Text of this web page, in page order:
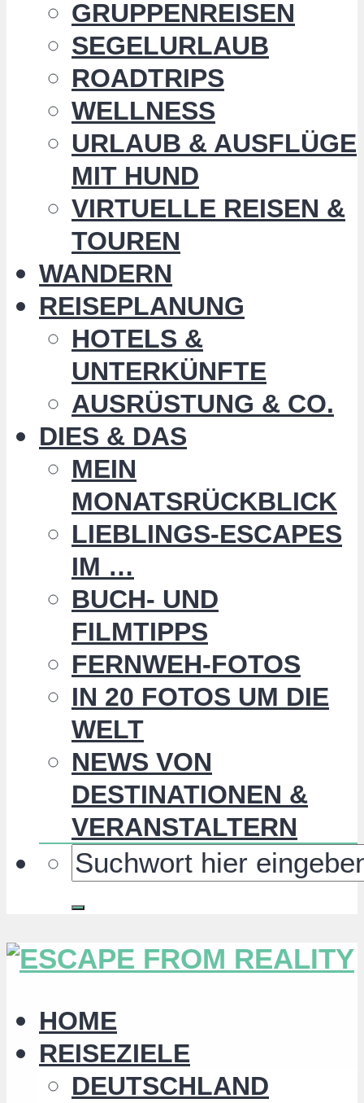
GRUPPENREISEN
SEGELURLAUB
ROADTRIPS
WELLNESS
URLAUB & AUSFLÜGE
MIT HUND
VIRTUELLE REISEN &
TOUREN
WANDERN
REISEPLANUNG
HOTELS &
UNTERKÜNFTE
AUSRÜSTUNG & CO.
DIES & DAS
MEIN
MONATSRÜCKBLICK
LIEBLINGS-ESCAPES
IM …
BUCH- UND
FILMTIPPS
FERNWEH-FOTOS
IN 20 FOTOS UM DIE
WELT
NEWS VON
DESTINATIONEN &
VERANSTALTERN
HOME
REISEZIELE
DEUTSCHLAND